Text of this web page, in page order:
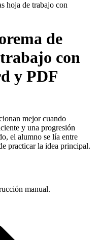
hoja de trabajo con
de
con
y PDF
mejor cuando
y una progresión
el alumno se lía entre
practicar la idea principal.
manual.